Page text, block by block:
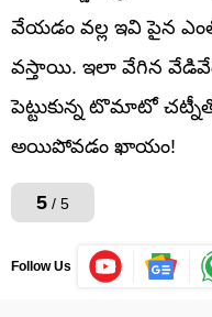
వేయడం వల్ల ఇవి పైన
వస్తాయి. ఇలా వేగిన
పెట్టుకున్న టొమాటో చట్నీతో
అయిపోవడం ఖాయం!
5 / 5
Follow Us